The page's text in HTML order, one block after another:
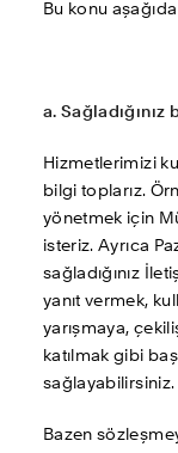
Bu konu aşağıda
a. Sağladığınız
Hizmetlerimizi
bilgi toplarız.
yönetmek için
isteriz. Ayrıca
sağladığınız
yanıt vermek,
yarışmaya,
katılmak gibi
sağlayabilirsiniz.
Bazen